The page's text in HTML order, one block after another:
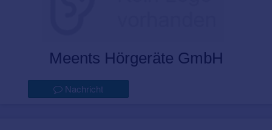
Meents Hörgeräte GmbH
Nachricht